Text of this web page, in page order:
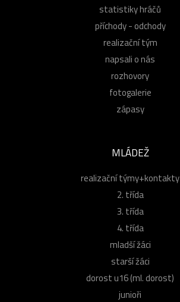
statistiky hráčů
příchody - odchody
realizační tým
napsali o nás
rozhovory
fotogalerie
zápasy
MLÁDEŽ
realizační týmy+kontakty
2. třída
3. třída
4. třída
mladší žáci
starší žáci
dorost u16 (ml. dorost)
junioři